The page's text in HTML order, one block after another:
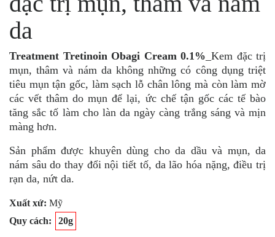
da
Treatment Tretinoin Obagi Cream 0.1% _Kem đặc trị
mụn, thâm và nám da không những có công dụng triệt
tiêu mụn tận gốc, làm sạch lỗ chân lông mà còn làm mờ
các vết thâm do mụn để lại, ức chế tận gốc các tế bào
tăng sắc tố làm cho làn da ngày càng trắng sáng và mịn
màng hơn.
Sản phẩm được khuyên dùng cho da dầu và mụn, da
nám sâu do thay đổi nội tiết tố, da lão hóa nặng, điều trị
rạn da, nứt da.
Xuất xứ: Mỹ
Quy cách:
20g